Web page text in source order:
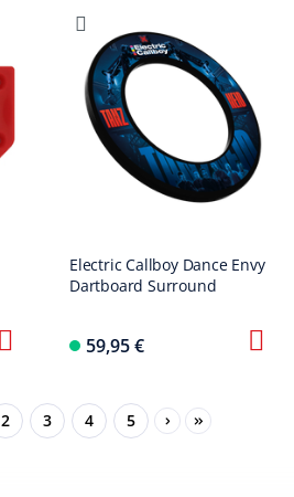
Electric Callboy Dance Envy
Dartboard Surround
59,95 €
Seite
2 Seite
3 Seite
4 Seite
5